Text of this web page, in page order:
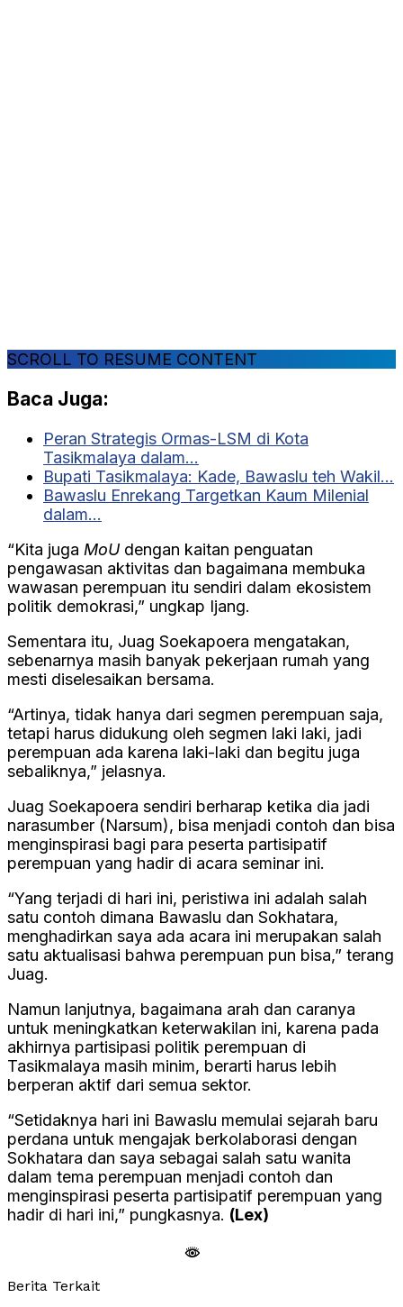
SCROLL TO RESUME CONTENT
Baca Juga:
Peran Strategis Ormas-LSM di Kota
Tasikmalaya dalam…
Bupati Tasikmalaya: Kade, Bawaslu teh Wakil…
Bawaslu Enrekang Targetkan Kaum Milenial
dalam…
“Kita juga MoU dengan kaitan penguatan
pengawasan aktivitas dan bagaimana membuka
wawasan perempuan itu sendiri dalam ekosistem
politik demokrasi,” ungkap Ijang.
Sementara itu, Juag Soekapoera mengatakan,
sebenarnya masih banyak pekerjaan rumah yang
mesti diselesaikan bersama.
“Artinya, tidak hanya dari segmen perempuan saja,
tetapi harus didukung oleh segmen laki laki, jadi
perempuan ada karena laki-laki dan begitu juga
sebaliknya,” jelasnya.
Juag Soekapoera sendiri berharap ketika dia jadi
narasumber (Narsum), bisa menjadi contoh dan bisa
menginspirasi bagi para peserta partisipatif
perempuan yang hadir di acara seminar ini.
“Yang terjadi di hari ini, peristiwa ini adalah salah
satu contoh dimana Bawaslu dan Sokhatara,
menghadirkan saya ada acara ini merupakan salah
satu aktualisasi bahwa perempuan pun bisa,” terang
Juag.
Namun lanjutnya, bagaimana arah dan caranya
untuk meningkatkan keterwakilan ini, karena pada
akhirnya partisipasi politik perempuan di
Tasikmalaya masih minim, berarti harus lebih
berperan aktif dari semua sektor.
“Setidaknya hari ini Bawaslu memulai sejarah baru
perdana untuk mengajak berkolaborasi dengan
Sokhatara dan saya sebagai salah satu wanita
dalam tema perempuan menjadi contoh dan
menginspirasi peserta partisipatif perempuan yang
hadir di hari ini,” pungkasnya. (Lex)
Berita Terkait